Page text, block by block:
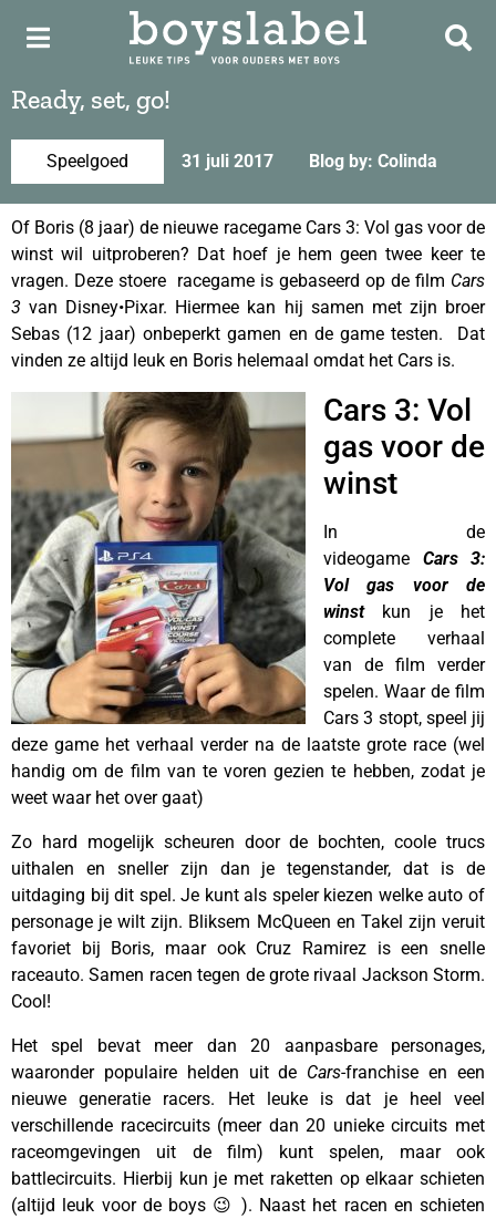
Ready, set, go!
Speelgoed 31 juli 2017 Blog by: Colinda
Of Boris (8 jaar) de nieuwe racegame Cars 3: Vol gas voor de
winst wil uitproberen? Dat hoef je hem geen twee keer te
vragen. Deze stoere racegame is gebaseerd op de film Cars
3 van Disney•Pixar. Hiermee kan hij samen met zijn broer
Sebas (12 jaar) onbeperkt gamen en de game testen. Dat
vinden ze altijd leuk en Boris helemaal omdat het Cars is.
Cars 3: Vol
gas voor de
winst
In de
videogame Cars 3:
Vol gas voor de
winst kun je het
complete verhaal
van de film verder
spelen. Waar de film
Cars 3 stopt, speel jij
deze game het verhaal verder na de laatste grote race (wel
handig om de film van te voren gezien te hebben, zodat je
weet waar het over gaat)
Zo hard mogelijk scheuren door de bochten, coole trucs
uithalen en sneller zijn dan je tegenstander, dat is de
uitdaging bij dit spel. Je kunt als speler kiezen welke auto of
personage je wilt zijn. Bliksem McQueen en Takel zijn veruit
favoriet bij Boris, maar ook Cruz Ramirez is een snelle
raceauto. Samen racen tegen de grote rivaal Jackson Storm.
Cool!
Het spel bevat meer dan 20 aanpasbare personages,
waaronder populaire helden uit de Cars-franchise en een
nieuwe generatie racers. Het leuke is dat je heel veel
verschillende racecircuits (meer dan 20 unieke circuits met
raceomgevingen uit de film) kunt spelen, maar ook
battlecircuits. Hierbij kun je met raketten op elkaar schieten
(altijd leuk voor de boys 😉 ). Naast het racen en schieten